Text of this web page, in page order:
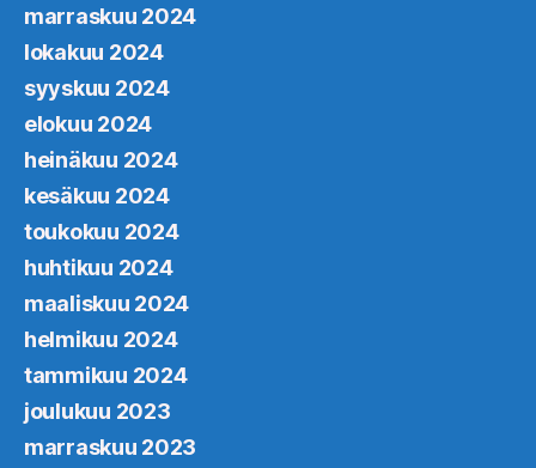
marraskuu 2024
lokakuu 2024
syyskuu 2024
elokuu 2024
heinäkuu 2024
kesäkuu 2024
toukokuu 2024
huhtikuu 2024
maaliskuu 2024
helmikuu 2024
tammikuu 2024
joulukuu 2023
marraskuu 2023